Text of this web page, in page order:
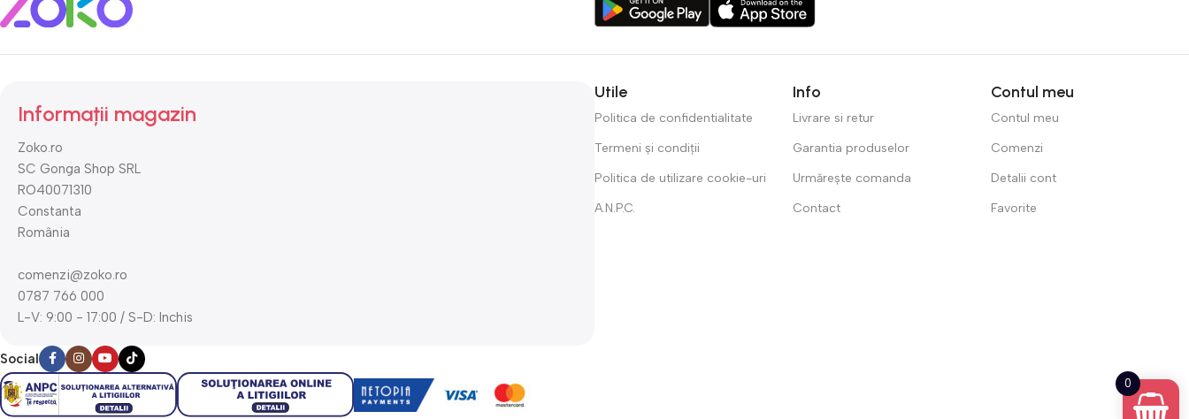
Informații magazin
Zoko.ro
SC Gonga Shop SRL
RO40071310
Constanta
România
comenzi@zoko.ro
0787 766 000
L-V: 9:00 - 17:00 / S-D: Inchis
Social
Utile
Politica de confidentialitate
Termeni și condiții
Politica de utilizare cookie-uri
A.N.P.C.
Info
Livrare si retur
Garantia produselor
Urmărește comanda
Contact
Contul meu
Contul meu
Comenzi
Detalii cont
Favorite
0